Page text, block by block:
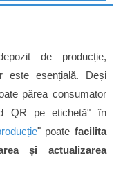
de producție,
este esențială. Deși
părea consumator
QR pe etichetă" în
" poate facilita
și actualizarea